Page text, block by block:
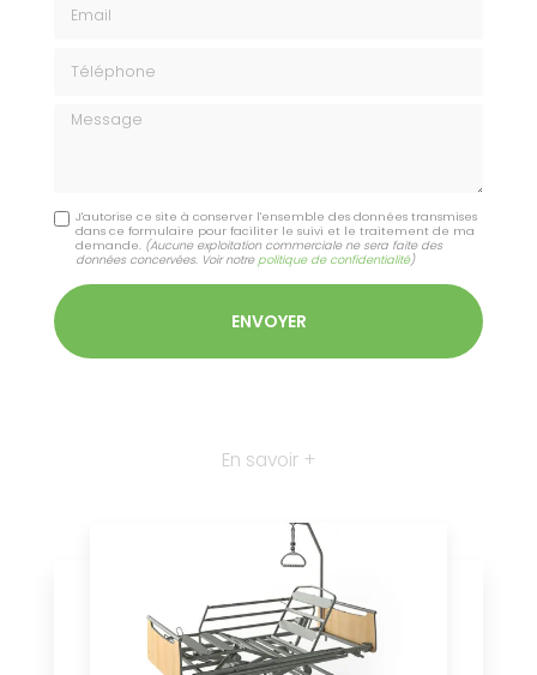
Message
J'autorise ce site à conserver l'ensemble des données transmises
dans ce formulaire pour faciliter le suivi et le traitement de ma
demande. (Aucune exploitation commerciale ne sera faite des
données concervées. Voir notre politique de confidentialité)
En savoir +